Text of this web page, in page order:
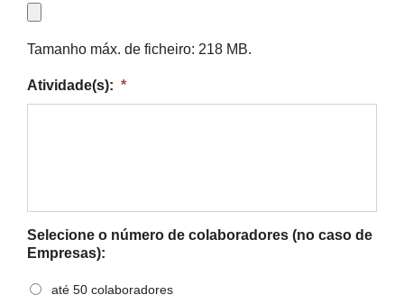
Tamanho máx. de ficheiro: 218 MB.
Atividade(s): *
Selecione o número de colaboradores (no caso de
Empresas):
até 50 colaboradores